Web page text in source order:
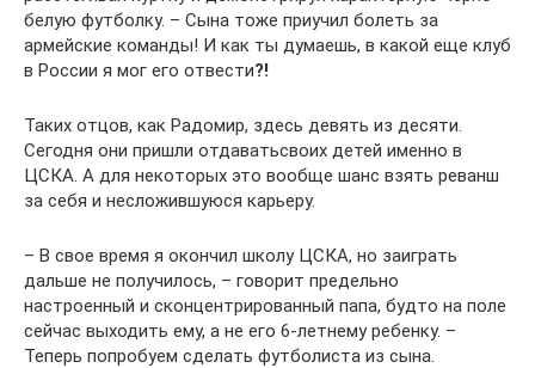
белую футболку. – Сына тоже приучил болеть за
армейские команды! И как ты думаешь, в какой еще клуб
в России я мог его отвести?!
Таких отцов, как Радомир, здесь девять из десяти.
Сегодня они пришли отдаватьсвоих детей именно в
ЦСКА. А для некоторых это вообще шанс взять реванш
за себя и несложившуюся карьеру.
– В свое время я окончил школу ЦСКА, но заиграть
дальше не получилось, – говорит предельно
настроенный и сконцентрированный папа, будто на поле
сейчас выходить ему, а не его 6-летнему ребенку. –
Теперь попробуем сделать футболиста из сына.